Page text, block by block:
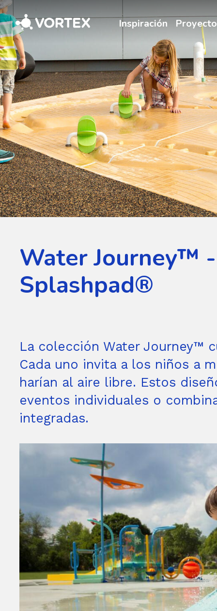
Vortex Inspiración
Water Journey™
Splashpad®
La colección Water Journey™
Cada uno invita a los niños a
harían al aire libre. Estos
eventos individuales o
integradas.